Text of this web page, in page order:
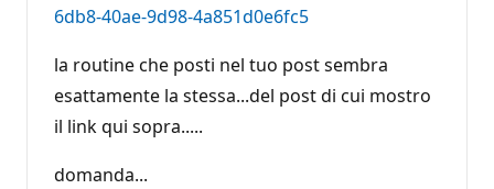
6db8-40ae-9d98-4a851d0e6fc5
la routine che posti nel tuo post sembra
esattamente la stessa...del post di cui mostro
il link qui sopra.....
domanda...